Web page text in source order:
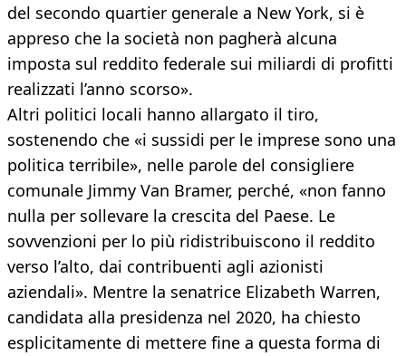
del secondo quartier generale a New York, si è
appreso che la società non pagherà alcuna
imposta sul reddito federale sui miliardi di profitti
realizzati l’anno scorso».
Altri politici locali hanno allargato il tiro,
sostenendo che «i sussidi per le imprese sono una
politica terribile», nelle parole del consigliere
comunale Jimmy Van Bramer, perché, «non fanno
nulla per sollevare la crescita del Paese. Le
sovvenzioni per lo più ridistribuiscono il reddito
verso l’alto, dai contribuenti agli azionisti
aziendali». Mentre la senatrice Elizabeth Warren,
candidata alla presidenza nel 2020, ha chiesto
esplicitamente di mettere fine a questa forma di